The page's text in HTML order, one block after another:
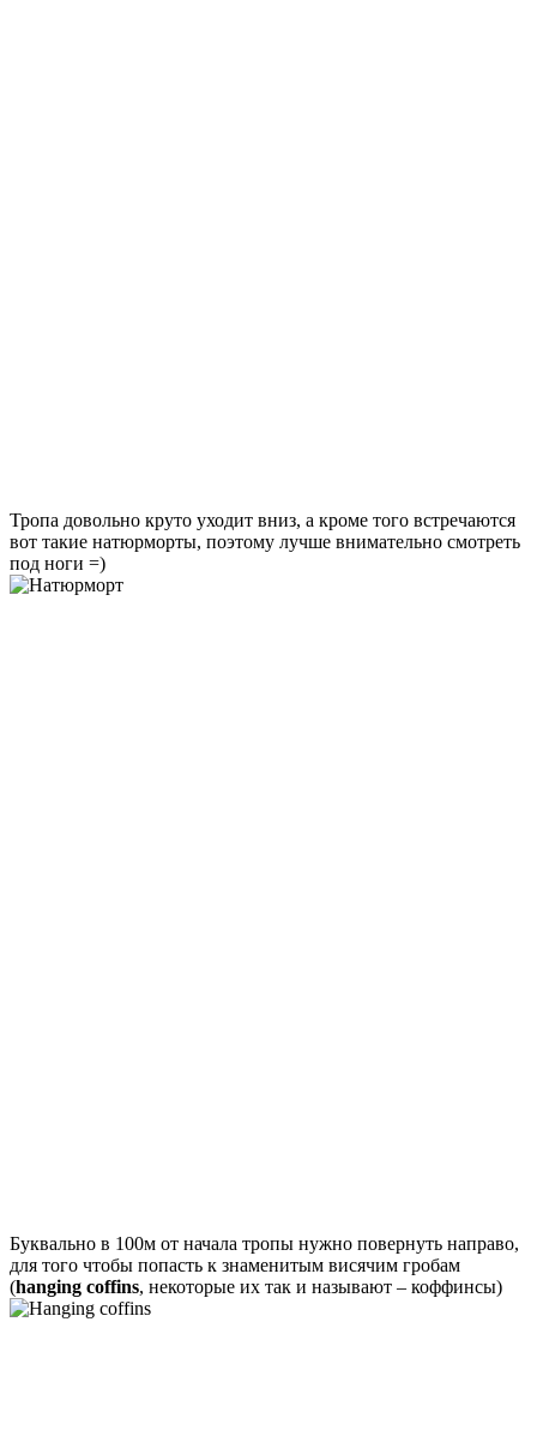
Тропа довольно круто уходит вниз, а кроме того встречаются
вот такие натюрморты, поэтому лучше внимательно смотреть
под ноги =)
Буквально в 100м от начала тропы нужно повернуть направо,
для того чтобы попасть к знаменитым висячим гробам
(hanging coffins, некоторые их так и называют – коффинсы)